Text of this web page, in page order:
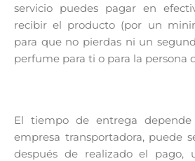
servicio puedes pagar en
recibir el producto (por un
para que no pierdas ni un
perfume para ti o para la persona
El tiempo de entrega
empresa transportadora, puede
después de realizado el pago,